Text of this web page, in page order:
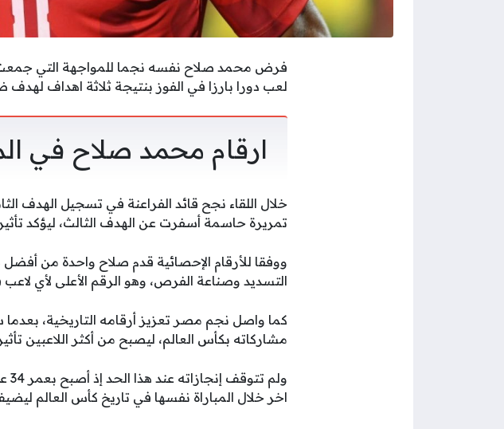
لعب دورا بارزا في الفوز بنتيجة ثلاثة اهداف
ارقام محمد صلاح في
تمريرة حاسمة أسفرت عن الهدف الثالث، ليؤكد
التسديد وصناعة الفرص، وهو الرقم الأعلى لأي
مشاركاته بكأس العالم، ليصبح من أكثر اللاعبين
اخر خلال المباراة نفسها في تاريخ كأس العالم